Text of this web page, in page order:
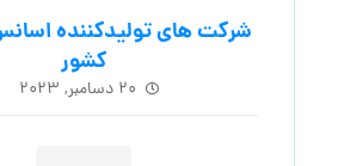
شرکت های تولیدکننده
کشور
۲۰ دسامبر, ۲۰۲۳